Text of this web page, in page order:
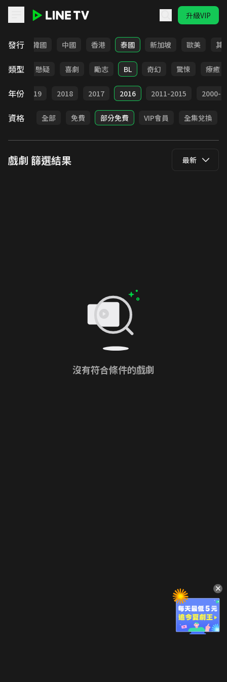
升級VIP
發行
日本 韓國 中國 香港 泰國 新加坡 歐美 其
類型
甜寵 懸疑 喜劇 勵志 BL 奇幻 驚悚 療癒
年份 2019 2018 2017 2016 2011-2015 2000-
資格 全部 免費 部分免費 VIP會員 全集兌換
戲劇 篩選結果 最新
沒有符合條件的戲劇